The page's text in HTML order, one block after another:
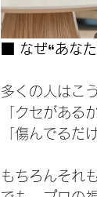
■ なぜ“あな
多くの人はこ
「クセがある
「傷んでるだ
もちろんそれ